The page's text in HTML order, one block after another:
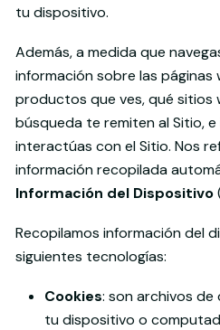
tu dispositivo.
Además, a medida que
información sobre las páginas
productos que ves, qué sitios
búsqueda te remiten al Sitio,
interactúas con el Sitio. Nos
información recopilada
Información del Dispositivo
Recopilamos información del
siguientes tecnologías:
Cookies: son archivos
tu dispositivo o